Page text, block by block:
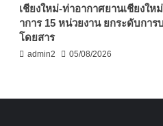
เชียงใหม่-ท่าอากาศยานเชียงใ
าการ 15 หน่วยงาน ยกระดับกา
โดยสาร
admin2 05/08/2026